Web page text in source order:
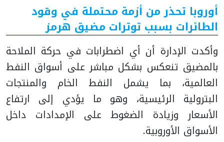
أوروبا تحذر من أزمة محتملة في وقود
الطائرات بسبب توترات مضيق هرمز
وأكدت الإدارة أن أي اضطرابات في حركة الملاحة
بالمضيق تنعكس بشكل مباشر على أسواق النفط
العالمية، بما يشمل النفط الخام والمنتجات
البترولية الرئيسية، وهو ما يؤدي إلى ارتفاع
الأسعار وزيادة الضغوط على الإمدادات داخل
الأسواق الأوروبية.